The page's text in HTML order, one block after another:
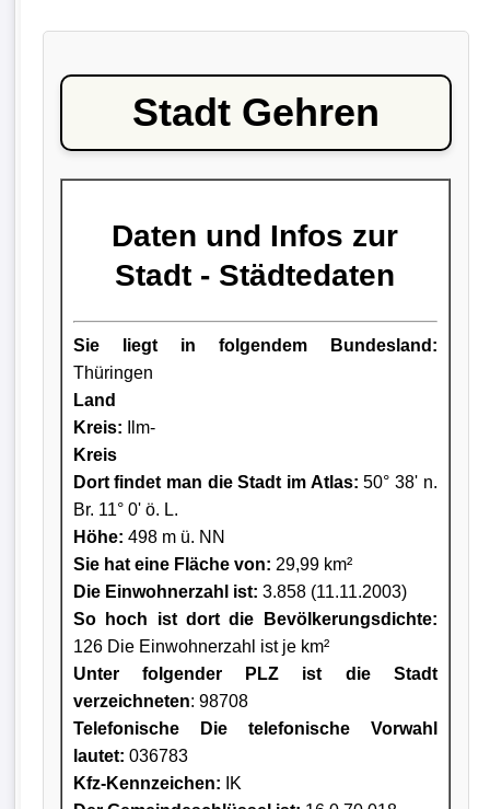
Stadt Gehren
Daten und Infos zur
Stadt - Städtedaten
Sie liegt in folgendem Bundesland:
Thüringen
Land
Kreis: Ilm-
Kreis
Dort findet man die Stadt im Atlas: 50° 38' n.
Br. 11° 0' ö. L.
Höhe: 498 m ü. NN
Sie hat eine Fläche von: 29,99 km²
Die Einwohnerzahl ist: 3.858 (11.11.2003)
So hoch ist dort die Bevölkerungsdichte:
126 Die Einwohnerzahl ist je km²
Unter folgender PLZ ist die Stadt
verzeichneten: 98708
Telefonische Die telefonische Vorwahl
lautet: 036783
Kfz-Kennzeichen: IK